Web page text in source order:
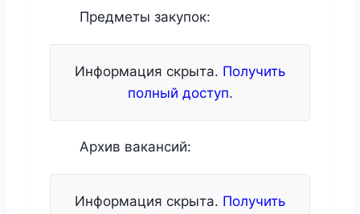
Предметы закупок:
Информация скрыта. Получить
полный доступ.
Архив вакансий:
Информация скрыта. Получить